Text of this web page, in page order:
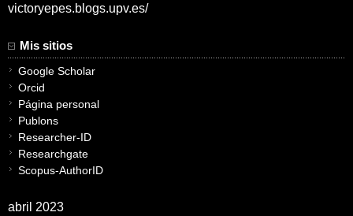
victoryepes.blogs.upv.es/
Mis sitios
Google Scholar
Orcid
Página personal
Publons
Researcher-ID
Researchgate
Scopus-AuthorID
abril 2023